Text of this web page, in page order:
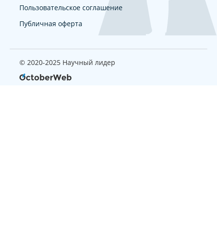
Пользовательское соглашение
Публичная оферта
© 2020-2025 Научный лидер